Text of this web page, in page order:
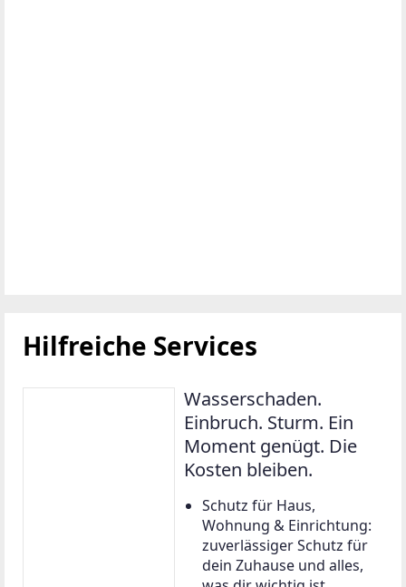
Hilfreiche Services
Wasserschaden.
Einbruch. Sturm. Ein
Moment genügt. Die
Kosten bleiben.
Schutz für Haus,
Wohnung & Einrichtung:
zuverlässiger Schutz für
dein Zuhause und alles,